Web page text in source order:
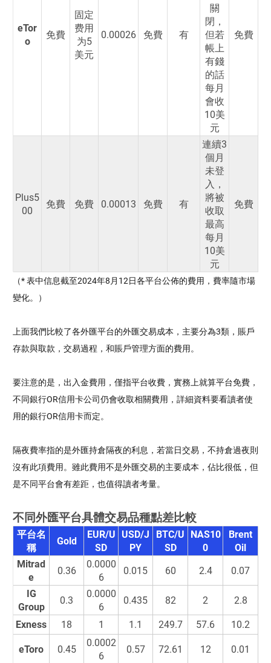
eTor
o
免費
固定
费用
为5
美元
0.00026 免費 有
關
閉，
但若
帳上
有錢
的話
每月
會收
10美
元
免費
Plus5
00
免費 免費 0.00013 免費 有
連續3
個月
未登
入，
將被
收取
最高
每月
10美
元
免費
（* 表中信息截至2024年8月12日各平台公佈的費用，費率隨市場
變化。）
上面我們比較了各外匯平台的外匯交易成本，主要分為3類，賬戶
存款與取款，交易過程，和賬戶管理方面的費用。
要注意的是，出入金費用，僅指平台收費，實務上就算平台免費，
不同銀行OR信用卡公司仍會收取相關費用，詳細資料要看讀者使
用的銀行OR信用卡而定。
隔夜費率指的是外匯持倉隔夜的利息，若當日交易，不持倉過夜則
沒有此項費用。雖此費用不是外匯交易的主要成本，佔比很低，但
是不同平台會有差距，也值得讀者考量。
不同外匯平台具體交易品種點差比較
平台名
稱
Gold
EUR/U
SD
USD/J
PY
BTC/U
SD
NAS10
0
Brent
Oil
Mitrad
e
0.36
0.0000
6
0.015 60 2.4
0.07
IG
Group
0.3
0.0000
6
0.435 82 2
2.8
Exness
18 1 1.1 249.7 57.6
10.2
eToro
0.45
0.0002
6
0.57 72.61 12
0.01